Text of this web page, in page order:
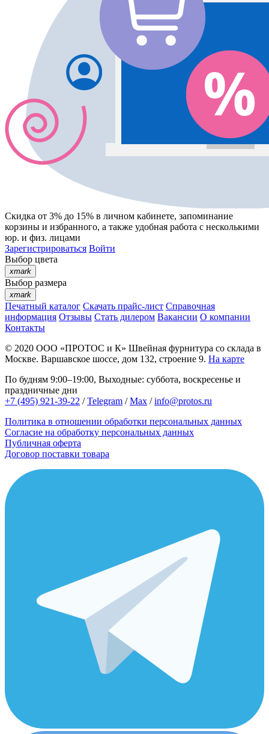
Скидка от 3% до 15% в личном кабинете, запоминание
корзины и избранного, а также удобная работа с несколькими
юр. и физ. лицами
Зарегистрироваться Войти
Выбор цвета
xmark
Выбор размера
xmark
Печатный каталог Скачать прайс-лист Справочная
информация Отзывы Стать дилером Вакансии О компании
Контакты
© 2020 ООО «ПРОТОС и К» Швейная фурнитура со склада в
Москве. Варшавское шоссе, дом 132, строение 9. На карте
По будням 9:00–19:00, Выходные: суббота, воскресенье и
праздничные дни
+7 (495) 921-39-22 /Telegram /Max /info@protos.ru
Политика в отношении обработки персональных данных
Согласие на обработку персональных данных
Публичная оферта
Договор поставки товара